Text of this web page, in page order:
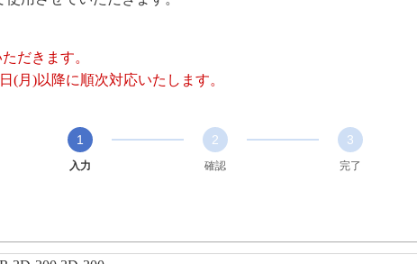
だきます。
(月)以降に順次対応いたします。
1
入力
2
確認
3
完了